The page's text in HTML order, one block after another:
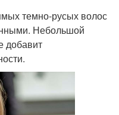
темно-русых волос
Небольшой
добавит